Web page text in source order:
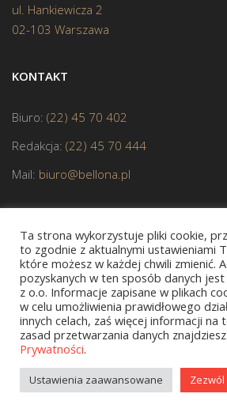
ul. Hankiewicza 2
02-103 Warszawa
KONTAKT
Biuro: (22) 45 70 402
Redakcja: (22) 45 70 444
Mail: biuro@bellona.pl
JESTEŚMY CZŁONKIEM POLSKIEJ IZBY KSIĄŻKI
Copyright © 2020 bellona.pl
Ta strona wykorzystuje pliki cookie,
to zgodnie z aktualnymi ustawieniami
które możesz w każdej chwili zmienić.
pozyskanych w ten sposób danych
z o.o. Informacje zapisane w plikach
w celu umożliwienia prawidłowego
innych celach, zaś więcej informacji na
zasad przetwarzania danych
Prywatności.
Ustawienia zaawansowane